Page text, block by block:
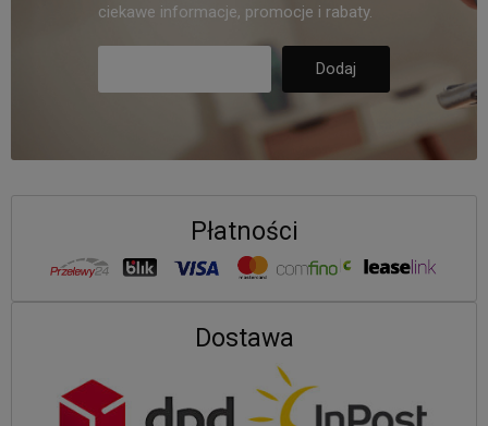
ciekawe informacje, promocje i rabaty.
Płatności
Dostawa